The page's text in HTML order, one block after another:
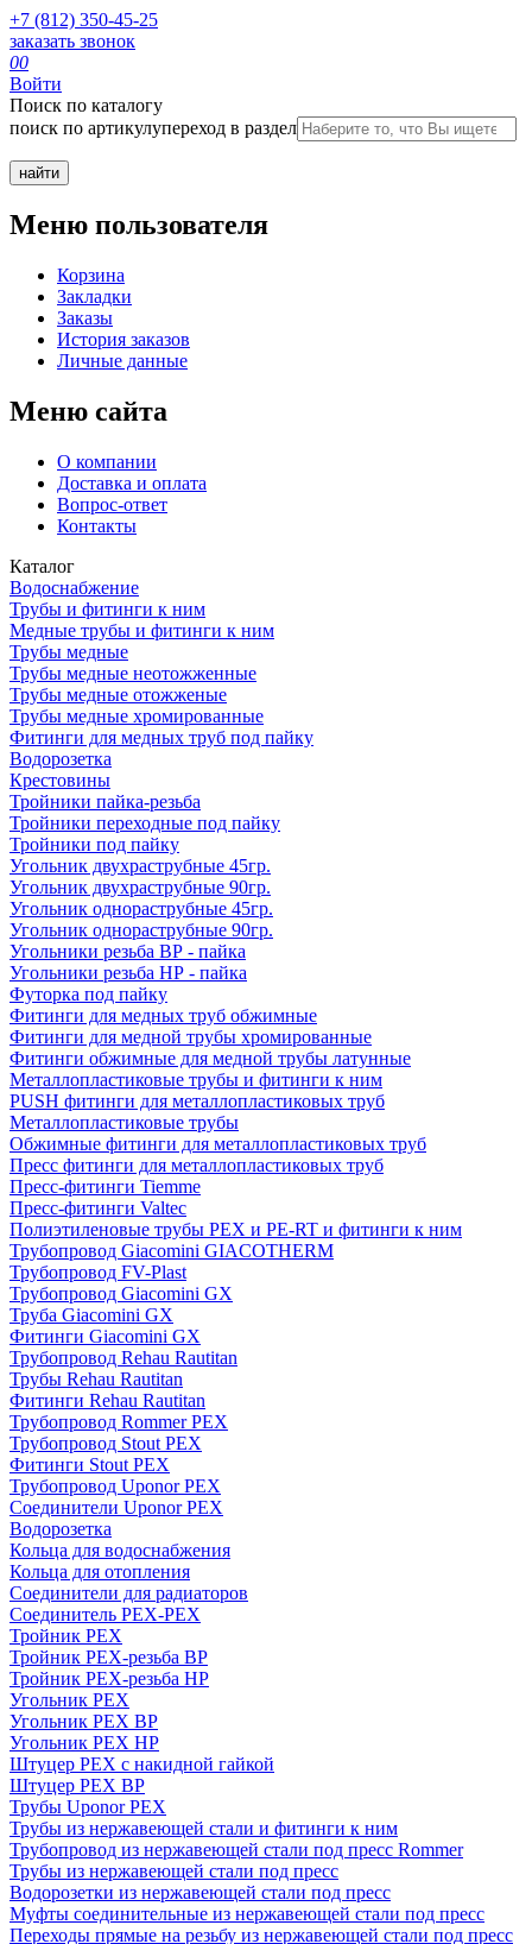
+7 (812) 350-45-25
заказать звонок
00
Войти
Поиск по каталогу
поиск по артикулупереход в раздел
Меню пользователя
Корзина
Закладки
Заказы
История заказов
Личные данные
Меню сайта
О компании
Доставка и оплата
Вопрос-ответ
Контакты
Каталог
Водоснабжение
Трубы и фитинги к ним
Медные трубы и фитинги к ним
Трубы медные
Трубы медные неотожженные
Трубы медные отожженые
Трубы медные хромированные
Фитинги для медных труб под пайку
Водорозетка
Крестовины
Тройники пайка-резьба
Тройники переходные под пайку
Тройники под пайку
Угольник двухраструбные 45гр.
Угольник двухраструбные 90гр.
Угольник однораструбные 45гр.
Угольник однораструбные 90гр.
Угольники резьба ВР - пайка
Угольники резьба НР - пайка
Футорка под пайку
Фитинги для медных труб обжимные
Фитинги для медной трубы хромированные
Фитинги обжимные для медной трубы латунные
Металлопластиковые трубы и фитинги к ним
PUSH фитинги для металлопластиковых труб
Металлопластиковые трубы
Обжимные фитинги для металлопластиковых труб
Пресс фитинги для металлопластиковых труб
Пресс-фитинги Tiemme
Пресс-фитинги Valtec
Полиэтиленовые трубы PEX и PE-RT и фитинги к ним
Трубопровод Giacomini GIACOTHERM
Трубопровод FV-Plast
Трубопровод Giacomini GX
Труба Giacomini GX
Фитинги Giacomini GX
Трубопровод Rehau Rautitan
Трубы Rehau Rautitan
Фитинги Rehau Rautitan
Трубопровод Rommer PEX
Трубопровод Stout PEX
Фитинги Stout PEX
Трубопровод Uponor PEX
Соединители Uponor PEX
Водорозетка
Кольца для водоснабжения
Кольца для отопления
Соединители для радиаторов
Соединитель PEX-PEX
Тройник PEX
Тройник PEX-резьба ВР
Тройник PEX-резьба НР
Угольник PEX
Угольник PEX ВР
Угольник PEX НР
Штуцер PEX c накидной гайкой
Штуцер PEX ВР
Трубы Uponor PEX
Трубы из нержавеющей стали и фитинги к ним
Трубопровод из нержавеющей стали под пресс Rommer
Трубы из нержавеющей стали под пресс
Водорозетки из нержавеющей стали под пресс
Муфты соединительные из нержавеющей стали под пресс
Переходы прямые на резьбу из нержавеющей стали под пресс